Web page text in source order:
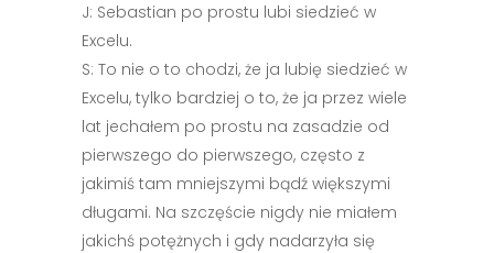
J: Sebastian po prostu lubi siedzieć w
Excelu.
S: To nie o to chodzi, że ja lubię siedzieć w
Excelu, tylko bardziej o to, że ja przez wiele
lat jechałem po prostu na zasadzie od
pierwszego do pierwszego, często z
jakimiś tam mniejszymi bądź większymi
długami. Na szczęście nigdy nie miałem
jakichś potężnych i gdy nadarzyła się